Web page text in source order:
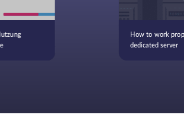
How to work
dedicated server